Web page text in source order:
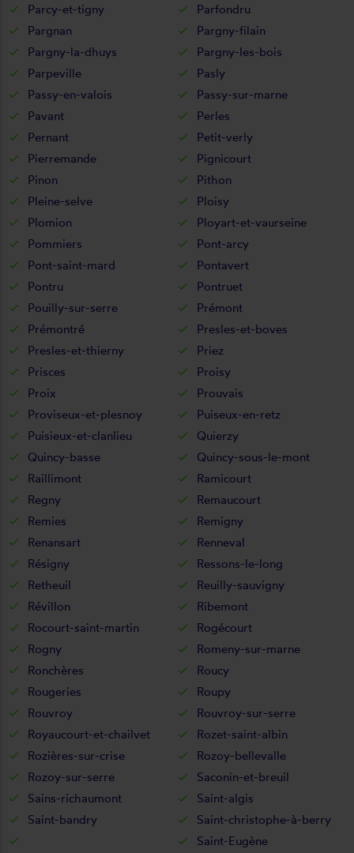
Parcy-et-tigny
Parfondru
Pargnan
Pargny-filain
Pargny-la-dhuys
Pargny-les-bois
Parpeville
Pasly
Passy-en-valois
Passy-sur-marne
Pavant
Perles
Pernant
Petit-verly
Pierremande
Pignicourt
Pinon
Pithon
Pleine-selve
Ploisy
Plomion
Ployart-et-vaurseine
Pommiers
Pont-arcy
Pont-saint-mard
Pontavert
Pontru
Pontruet
Pouilly-sur-serre
Prémont
Prémontré
Presles-et-boves
Presles-et-thierny
Priez
Prisces
Proisy
Proix
Prouvais
Proviseux-et-plesnoy
Puiseux-en-retz
Puisieux-et-clanlieu
Quierzy
Quincy-basse
Quincy-sous-le-mont
Raillimont
Ramicourt
Regny
Remaucourt
Remies
Remigny
Renansart
Renneval
Résigny
Ressons-le-long
Retheuil
Reuilly-sauvigny
Révillon
Ribemont
Rocourt-saint-martin
Rogécourt
Rogny
Romeny-sur-marne
Ronchères
Roucy
Rougeries
Roupy
Rouvroy
Rouvroy-sur-serre
Royaucourt-et-chailvet
Rozet-saint-albin
Rozières-sur-crise
Rozoy-bellevalle
Rozoy-sur-serre
Saconin-et-breuil
Sains-richaumont
Saint-algis
Saint-bandry
Saint-christophe-à-berry
Saint-Eugène